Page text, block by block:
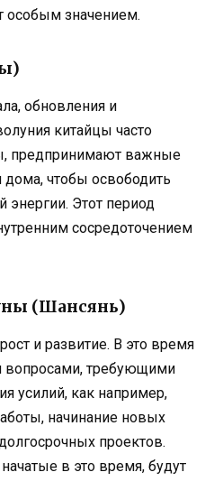
особым значением.
обновления и
китайцы часто
предпринимают важные
чтобы освободить
энергии. Этот период
сосредоточением
(Шансянь)
и развитие. В это время
вопросами, требующими
усилий, как например,
начинание новых
проектов.
начатые в это время, будут